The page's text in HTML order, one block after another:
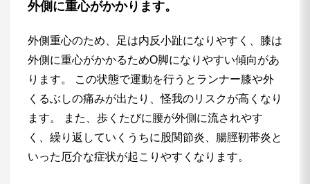
外側に重心がかかります。
外側重心のため、足は内反小趾になりやすく、膝は
外側に重心がかかるためO脚になりやすい傾向があ
ります。 この状態で運動を行うとランナー膝や外
くるぶしの痛みが出たり、怪我のリスクが高くなり
ます。
また、歩くたびに腰が外側に流されやす
く、繰り返していくうちに股関節炎、腸脛靭帯炎と
いった厄介な症状が起こりやすくなります。